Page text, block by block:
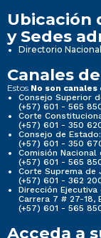
Ubicación
y Sedes
Directorio Nacional
Canales
Estos No son
Consejo Superior
(+57) 601 - 565
Corte
(+57) 601 - 350
Consejo de Estado:
(+57) 601 - 350
Comisión Nacional
(+57) 601 - 565
Corte Suprema de
(+57) 601 - 362
Dirección
Carrera 7 # 27-18,
(+57) 601 - 565
Acceda a